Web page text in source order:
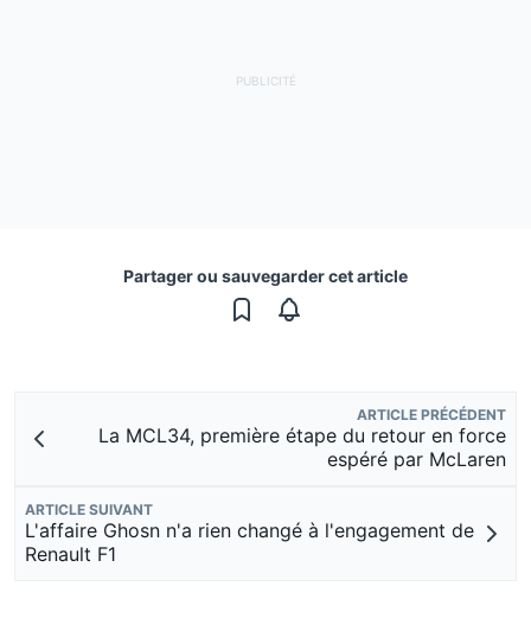
Partager ou sauvegarder cet article
ARTICLE PRÉCÉDENT
La MCL34, première étape du retour en force
espéré par McLaren
ARTICLE SUIVANT
L'affaire Ghosn n'a rien changé à l'engagement de
Renault F1